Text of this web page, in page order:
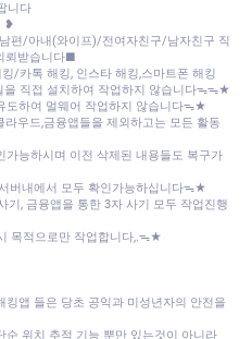
니다
❥
편/아내(와이프)/전여자친구/남자친구 직
뢰받습니다■
/카톡 해킹, 인스타 해킹,스마트폰 해킹
을 직접 설치하여 작업하지 않습니다ᯓᯓ★
도하여 멀웨어 작업하지 않습니다ᯓ★
우드,금융앱들을 제외하고는 모든 활동
능하시며 이전 삭제된 내용들도 복구가
버내에서 모두 확인가능하십니다ᯓ★
, 금융앱을 통한 3자 사기 모두 작업진행
목적으로만 작업합니다,.ᯓ★
앱 들은 당초 공익과 미성년자의 안전을
위치 추적 기능 뿐만 있는것이 아니라